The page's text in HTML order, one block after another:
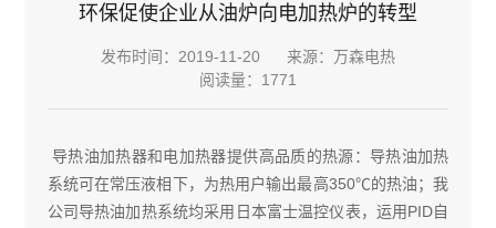
环保促使企业从油炉向电加热炉的转型
发布时间：2019-11-20
来源：万森电热
阅读量：1771
导热油加热器和电加热器提供高品质的热源：导热油加热
系统可在常压液相下，为热用户输出最高350℃的热油；我
公司导热油加热系统均采用日本富士温控仪表，运用PID自